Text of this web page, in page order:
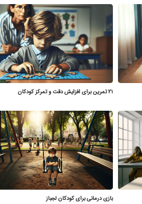
۲۱ تمرین برای افزایش دقت و تمرکز کودکان
بازی درمانی برای کودکان لجباز